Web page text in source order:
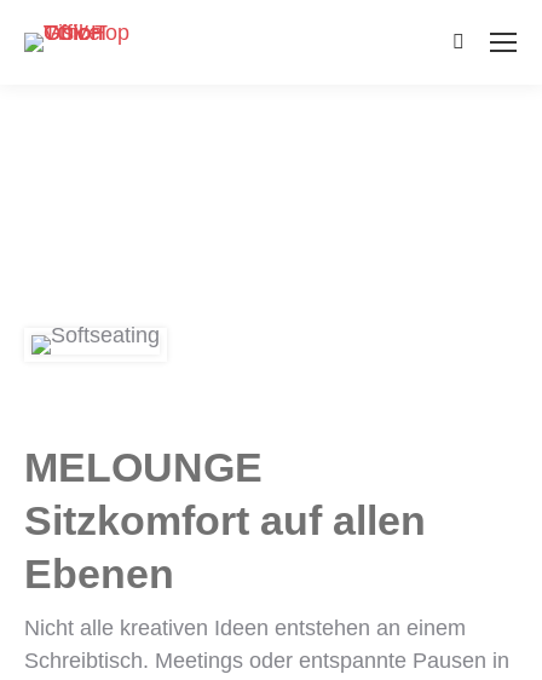
Search:
MELOUNGE
Sitzkomfort auf allen
Ebenen
Nicht alle kreativen Ideen entstehen an einem
Schreibtisch. Meetings oder entspannte Pausen in